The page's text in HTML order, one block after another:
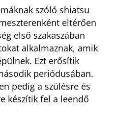
szóló shiatsu
eltérően
első szakaszában
alkalmaznak, amik
Ezt erősítik
periódusában.
pedig a szülésre és
készítik fel a leendő